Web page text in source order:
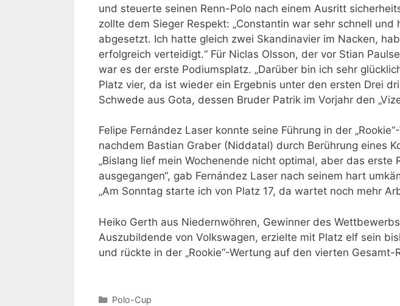
und steuerte seinen Renn-Polo nach einem Ausritt
zollte dem Sieger Respekt: „Constantin war sehr schnell
abgesetzt. Ich hatte gleich zwei Skandinavier im Nacken,
erfolgreich verteidigt.“ Für Niclas Olsson, der vor Stian
war es der erste Podiumsplatz. „Darüber bin ich sehr
Platz vier, da ist wieder ein Ergebnis unter den ersten Drei
Schwede aus Gota, dessen Bruder Patrik im Vorjahr den
Felipe Fernández Laser konnte seine Führung in der
nachdem Bastian Graber (Niddatal) durch Berührung eines
„Bislang lief mein Wochenende nicht optimal, aber das erste
ausgegangen“, gab Fernández Laser nach seinem hart
„Am Sonntag starte ich von Platz 17, da wartet noch mehr
Heiko Gerth aus Niedernwöhren, Gewinner des Wettbewerbs
Auszubildende von Volkswagen, erzielte mit Platz elf sein
und rückte in der „Rookie“-Wertung auf den vierten Gesamt-
Kategorien
Polo-Cup